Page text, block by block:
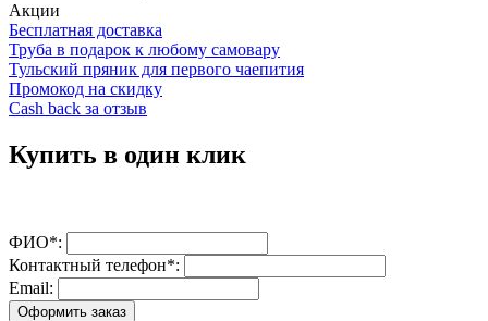
Акции
Бесплатная доставка
Труба в подарок к любому самовару
Тульский пряник для первого чаепития
Промокод на скидку
Cash back за отзыв
Купить в один клик
ФИО*:
Контактный телефон*:
Email:
Оформить заказ